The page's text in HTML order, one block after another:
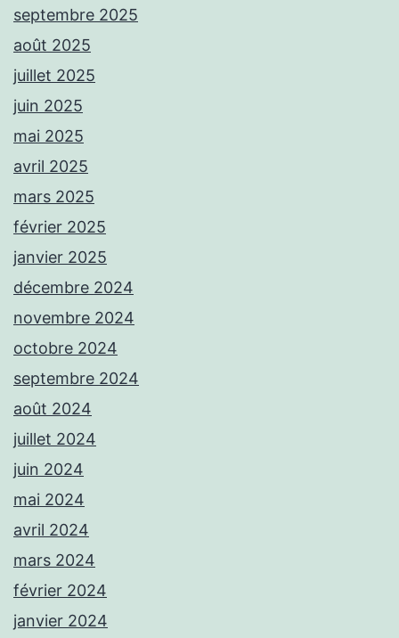
septembre 2025
août 2025
juillet 2025
juin 2025
mai 2025
avril 2025
mars 2025
février 2025
janvier 2025
décembre 2024
novembre 2024
octobre 2024
septembre 2024
août 2024
juillet 2024
juin 2024
mai 2024
avril 2024
mars 2024
février 2024
janvier 2024